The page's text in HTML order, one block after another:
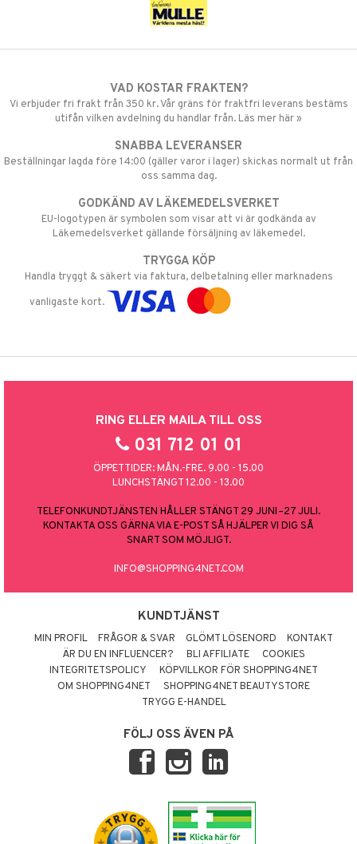
VAD KOSTAR FRAKTEN?
Vi erbjuder fri frakt från 350 kr. Vår gräns för fraktfri leverans bestäms
utifån vilken avdelning du handlar från. Läs mer här »
SNABBA LEVERANSER
Beställningar lagda före 14:00 (gäller varor i lager) skickas normalt ut från
oss samma dag.
GODKÄND AV LÄKEMEDELSVERKET
EU-logotypen är symbolen som visar att vi är godkända av
Läkemedelsverket gällande försäljning av läkemedel.
TRYGGA KÖP
Handla tryggt & säkert via faktura, delbetalning eller marknadens
vanligaste kort.
RING ELLER MAILA TILL OSS
031 712 01 01
ÖPPETTIDER: MÅN.-FRE. 9.00 - 15.00
LUNCHSTÄNGT 12.00 - 13.00
TELEFONKUNDTJÄNSTEN HÅLLER STÄNGT 29 JUNI–27 JULI.
KONTAKTA OSS GÄRNA VIA E-POST SÅ HJÄLPER VI DIG SÅ
SNART SOM MÖJLIGT.
INFO@SHOPPING4NET.COM
KUNDTJÄNST
MIN PROFIL FRÅGOR & SVAR GLÖMT LÖSENORD
KONTAKT
ÄR DU EN INFLUENCER?
BLI AFFILIATE
COOKIES
INTEGRITETSPOLICY
KÖPVILLKOR FÖR SHOPPING4NET
OM SHOPPING4NET
SHOPPING4NET BEAUTYSTORE
TRYGG E-HANDEL
FÖLJ OSS ÄVEN PÅ